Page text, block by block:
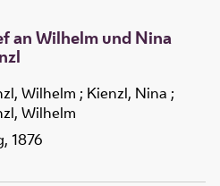
an Wilhelm und Nina
Wilhelm ; Kienzl, Nina ;
Wilhelm
1876